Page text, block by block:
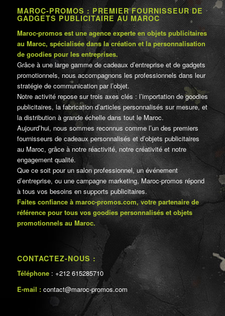
MAROC-PROMOS : PREMIER FOURNISSEUR DE
GADGETS PUBLICITAIRE AU MAROC
Maroc-promos est une agence experte en objets publicitaires
au Maroc, spécialisée dans la création et la personnalisation
de goodies pour les entreprises.
Grâce à une large gamme de cadeaux d’entreprise et de gadgets
promotionnels, nous accompagnons les professionnels dans leur
stratégie de communication par l’objet.
Notre activité repose sur trois axes clés : l’importation de goodies
publicitaires, la fabrication d’articles personnalisés sur mesure, et
la distribution à grande échelle dans tout le Maroc.
Aujourd’hui, nous sommes reconnus comme l’un des premiers
fournisseurs de cadeaux personnalisés et d’objets publicitaires
au Maroc, grâce à notre réactivité, notre créativité et notre
engagement qualité.
Que ce soit pour un salon professionnel, un événement
d’entreprise, ou une campagne marketing, Maroc-promos répond
à tous vos besoins en supports publicitaires.
Faites confiance à maroc-promos.com, votre partenaire de
référence pour tous vos goodies personnalisés et objets
promotionnels au Maroc.
CONTACTEZ-NOUS :
Téléphone : +212 615285710
E-mail : contact@maroc-promos.com